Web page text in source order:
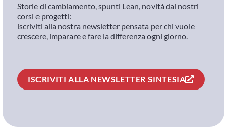
Storie di cambiamento, spunti Lean, novità dai nostri
corsi e progetti:
iscriviti alla nostra newsletter pensata per chi vuole
crescere, imparare e fare la differenza ogni giorno.
ISCRIVITI ALLA NEWSLETTER SINTESIA